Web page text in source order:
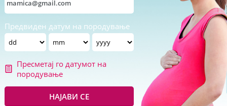
Предвиден датум на породување
Пресметај го датумот на
породување
НАЈАВИ СЕ